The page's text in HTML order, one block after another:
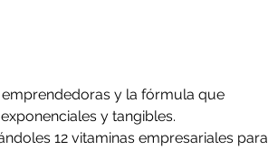
y la fórmula que
y tangibles.
12 vitaminas empresariales para